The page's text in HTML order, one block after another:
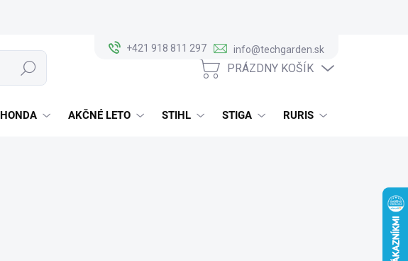
+421 918 811 297
info@techgarden.sk
Hľadať
NÁKUPNÝ
PRÁZDNY KOŠÍK
HONDA AKČNÉ LETO STIHL STIGA RURIS